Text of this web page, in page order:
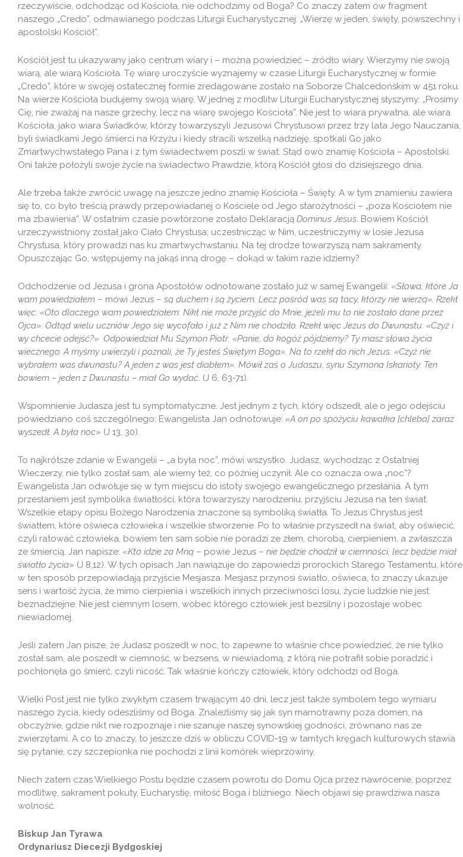
rzeczywiście, odchodząc od Kościoła, nie odchodzimy od Boga? Co znaczy zatem ów fragment
naszego „Credo”, odmawianego podczas Liturgii Eucharystycznej: „Wierzę w jeden, święty, powszechny i
apostolski Kościół”.
Kościół jest tu ukazywany jako centrum wiary i – można powiedzieć – źródło wiary. Wierzymy nie swoją
wiarą, ale wiarą Kościoła. Tę wiarę uroczyście wyznajemy w czasie Liturgii Eucharystycznej w formie
„Credo”, które w swojej ostatecznej formie zredagowane zostało na Soborze Chalcedońskim w 451 roku.
Na wierze Kościoła budujemy swoją wiarę. W jednej z modlitw Liturgii Eucharystycznej słyszymy: „Prosimy
Cię, nie zważaj na nasze grzechy, lecz na wiarę swojego Kościoła”. Nie jest to wiara prywatna, ale wiara
Kościoła, jako wiara Świadków, którzy towarzyszyli Jezusowi Chrystusowi przez trzy lata Jego Nauczania,
byli świadkami Jego śmierci na Krzyżu i kiedy stracili wszelką nadzieję, spotkali Go jako
Zmartwychwstałego Pana i z tym świadectwem poszli w świat. Stąd owo znamię Kościoła – Apostolski.
Oni także położyli swoje życie na świadectwo Prawdzie, którą Kościół głosi do dzisiejszego dnia.
Ale trzeba także zwrócić uwagę na jeszcze jedno znamię Kościoła – Święty. A w tym znamieniu zawiera
się to, co było treścią prawdy przepowiadanej o Kościele od Jego starożytności – „poza Kościołem nie
ma zbawienia”. W ostatnim czasie powtórzone zostało Deklaracją Dominus Jesus. Bowiem Kościół
urzeczywistniony został jako Ciało Chrystusa; uczestnicząc w Nim, uczestniczymy w losie Jezusa
Chrystusa, który prowadzi nas ku zmartwychwstaniu. Na tej drodze towarzyszą nam sakramenty.
Opuszczając Go, wstępujemy na jakąś inną drogę – dokąd w takim razie idziemy?
Odchodzenie od Jezusa i grona Apostołów odnotowane zostało już w samej Ewangelii: «Słowa, które Ja
wam powiedziałem – mówi Jezus – są duchem i są życiem. Lecz pośród was są tacy, którzy nie wierzą». Rzekł
więc: «Oto dlaczego wam powiedziałem: Nikt nie może przyjść do Mnie, jeżeli mu to nie zostało dane przez
Ojca». Odtąd wielu uczniów Jego się wycofało i już z Nim nie chodziło. Rzekł więc Jezus do Dwunastu: «Czyż i
wy chcecie odejść?» Odpowiedział Mu Szymon Piotr: «Panie, do kogóż pójdziemy? Ty masz słowa życia
wiecznego. A myśmy uwierzyli i poznali, że Ty jesteś Świętym Boga». Na to rzekł do nich Jezus: «Czyż nie
wybrałem was dwunastu? A jeden z was jest diabłem». Mówił zaś o Judaszu, synu Szymona Iskarioty. Ten
bowiem – jeden z Dwunastu – miał Go wydać. (J 6, 63-71).
Wspomnienie Judasza jest tu symptomatyczne. Jest jednym z tych, który odszedł, ale o jego odejściu
powiedziano coś szczególnego: Ewangelista Jan odnotowuje: «A on po spożyciu kawałka [chleba] zaraz
wyszedł. A była noc» (J 13, 30).
To najkrótsze zdanie w Ewangelii – „a była noc”, mówi wszystko. Judasz, wychodząc z Ostatniej
Wieczerzy, nie tylko został sam, ale wiemy też, co później uczynił. Ale co oznacza owa „noc”?
Ewangelista Jan odwołuje się w tym miejscu do istoty swojego ewangelicznego przesłania. A tym
przesłaniem jest symbolika światłości, która towarzyszy narodzeniu, przyjściu Jezusa na ten świat.
Wszelkie etapy opisu Bożego Narodzenia znaczone są symboliką światła. To Jezus Chrystus jest
światłem, które oświeca człowieka i wszelkie stworzenie. Po to właśnie przyszedł na świat, aby oświecić,
czyli ratować człowieka, bowiem ten sam sobie nie poradzi ze złem, chorobą, cierpieniem, a zwłaszcza
ze śmiercią. Jan napisze: «Kto idzie za Mną – powie Jezus – nie będzie chodził w ciemności, lecz będzie miał
światło życia» (J 8,12). W tych opisach Jan nawiązuje do zapowiedzi prorockich Starego Testamentu, które
w ten sposób przepowiadają przyjście Mesjasza. Mesjasz przynosi światło, oświeca, to znaczy ukazuje
sens i wartość życia, że mimo cierpienia i wszelkich innych przeciwności losu, życie ludzkie nie jest
beznadziejne. Nie jest ciemnym losem, wobec którego człowiek jest bezsilny i pozostaje wobec
niewiadomej.
Jeśli zatem Jan pisze, że Judasz poszedł w noc, to zapewne to właśnie chce powiedzieć, że nie tylko
został sam, ale poszedł w ciemność, w bezsens, w niewiadomą, z którą nie potrafił sobie poradzić i
pochłonęła go śmierć, czyli nicość. Tak właśnie kończy człowiek, który odchodzi od Boga.
Wielki Post jest nie tylko zwykłym czasem trwającym 40 dni, lecz jest także symbolem tego wymiaru
naszego życia, kiedy odeszliśmy od Boga. Znaleźliśmy się jak syn marnotrawny poza domen, na
obczyźnie, gdzie nikt nie rozpoznaje i nie szanuje naszej synowskiej godności, zrównano nas ze
zwierzętami. A co to znaczy, to jeszcze dziś w obliczu COVID-19 w tamtych kręgach kulturowych stawia
się pytanie, czy szczepionka nie pochodzi z linii komórek wieprzowiny.
Niech zatem czas Wielkiego Postu będzie czasem powrotu do Domu Ojca przez nawrócenie, poprzez
modlitwę, sakrament pokuty, Eucharystię, miłość Boga i bliźniego. Niech objawi się prawdziwa nasza
wolność.
Biskup Jan Tyrawa
Ordynariusz Diecezji Bydgoskiej